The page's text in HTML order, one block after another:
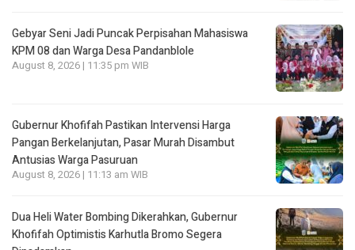
Gebyar Seni Jadi Puncak Perpisahan Mahasiswa
KPM 08 dan Warga Desa Pandanblole
August 8, 2026 | 11:35 pm WIB
Gubernur Khofifah Pastikan Intervensi Harga
Pangan Berkelanjutan, Pasar Murah Disambut
Antusias Warga Pasuruan
August 8, 2026 | 11:13 am WIB
Dua Heli Water Bombing Dikerahkan, Gubernur
Khofifah Optimistis Karhutla Bromo Segera